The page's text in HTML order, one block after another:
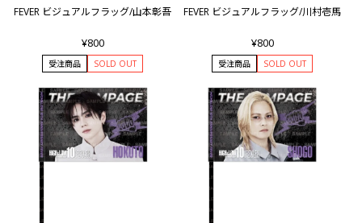
FEVER ビジュアルフラッグ/山本彰吾
¥800
受注商品 SOLD OUT
FEVER ビジュアルフラッグ/川村壱馬
¥800
受注商品 SOLD OUT